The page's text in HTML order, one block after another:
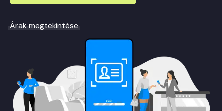
Árak megtekintése